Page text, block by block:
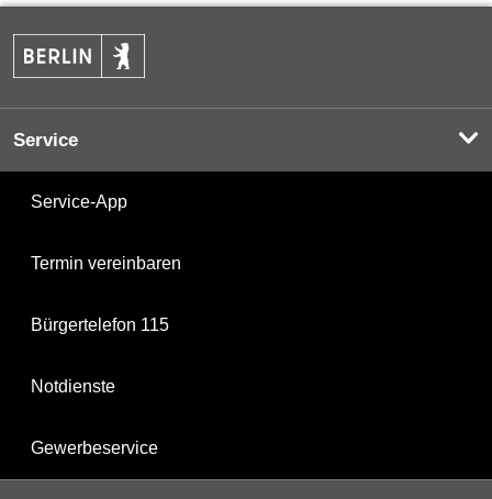
Service
Service-App
Termin vereinbaren
Bürgertelefon 115
Notdienste
Gewerbeservice